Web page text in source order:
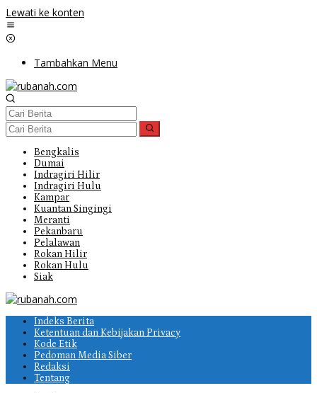
Lewati ke konten
Tambahkan Menu
Bengkalis
Dumai
Indragiri Hilir
Indragiri Hulu
Kampar
Kuantan Singingi
Meranti
Pekanbaru
Pelalawan
Rokan Hilir
Rokan Hulu
Siak
Indeks Berita
Ketentuan dan Kebijakan Privacy
Kode Etik
Pedoman Media Siber
Redaksi
Tentang